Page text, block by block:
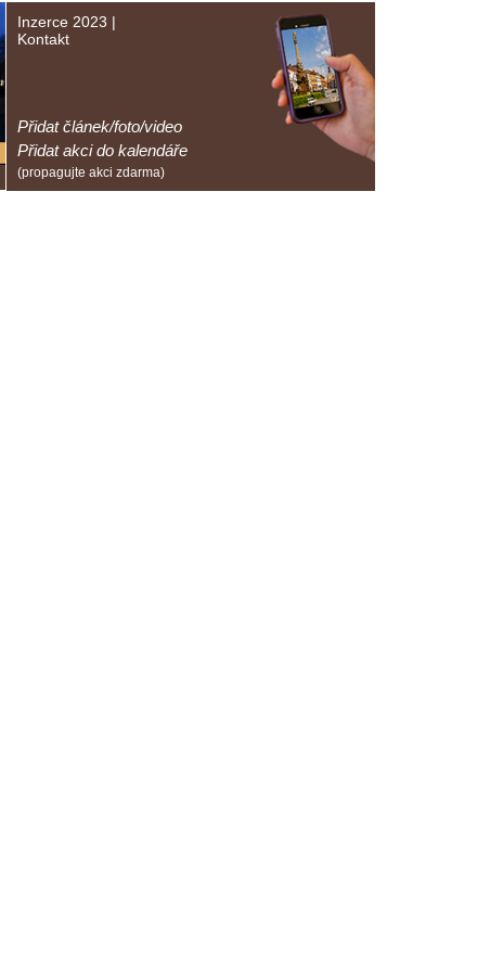
Inzerce 2023 |
Kontakt
Přidat článek/foto/video
Přidat akci do kalendáře
(propagujte akci zdarma)